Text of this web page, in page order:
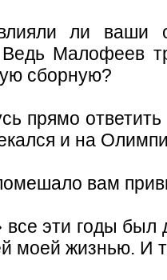
ли ваши
Малофеев
сборную?
прямо
и на
вам
эти годы был
моей жизнью. И